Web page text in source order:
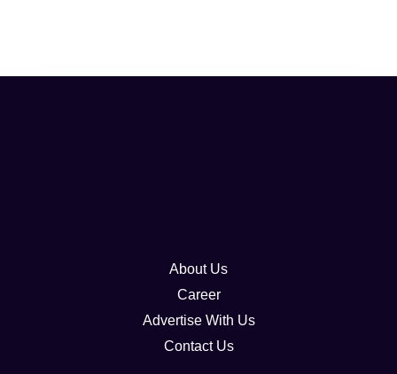
About Us
Career
Advertise With Us
Contact Us